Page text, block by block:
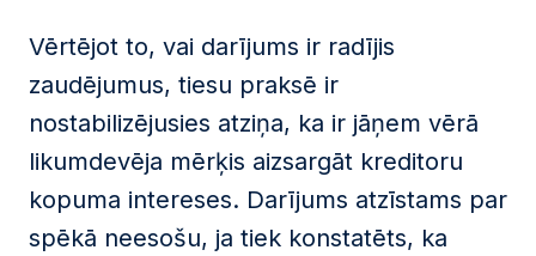
Vērtējot to, vai darījums ir radījis
zaudējumus, tiesu praksē ir
nostabilizējusies atziņa, ka ir jāņem vērā
likumdevēja mērķis aizsargāt kreditoru
kopuma intereses. Darījums atzīstams par
spēkā neesošu, ja tiek konstatēts, ka